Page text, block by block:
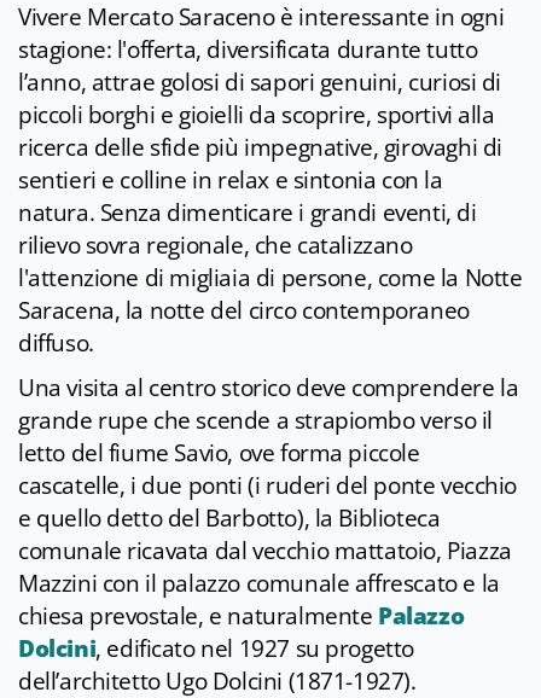
Vivere Mercato Saraceno è interessante in ogni
stagione: l'offerta, diversificata durante tutto
l’anno, attrae golosi di sapori genuini, curiosi di
piccoli borghi e gioielli da scoprire, sportivi alla
ricerca delle sfide più impegnative, girovaghi di
sentieri e colline in relax e sintonia con la
natura. Senza dimenticare i grandi eventi, di
rilievo sovra regionale, che catalizzano
l'attenzione di migliaia di persone, come la Notte
Saracena, la notte del circo contemporaneo
diffuso.
Una visita al centro storico deve comprendere la
grande rupe che scende a strapiombo verso il
letto del fiume Savio, ove forma piccole
cascatelle, i due ponti (i ruderi del ponte vecchio
e quello detto del Barbotto), la Biblioteca
comunale ricavata dal vecchio mattatoio, Piazza
Mazzini con il palazzo comunale affrescato e la
chiesa prevostale, e naturalmente Palazzo
Dolcini, edificato nel 1927 su progetto
dell’architetto Ugo Dolcini (1871-1927).